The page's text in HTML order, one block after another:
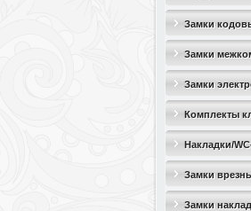
Замки
Замки
Замки
Комплекты
Накладки/
Замки
Замки